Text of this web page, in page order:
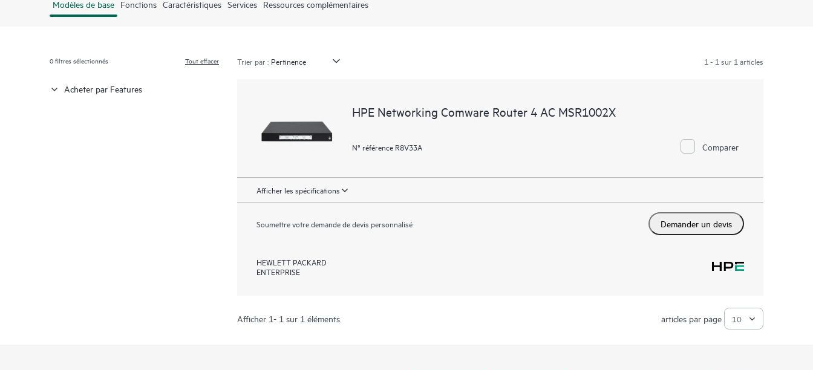
Modèles de base Fonctions Caractéristiques Services Ressources complémentaires
0filtres sélectionnés Tout effacer
Acheter par Features
Trier par : 1 - 1 sur 1 articles
HPE Networking Comware Router 4 AC MSR1002X
N° référence R8V33A Comparer
Afficher les spécifications
Soumettre votre demande de devis personnalisé Demander un devis
HEWLETT PACKARD
ENTERPRISE
Afficher 1- 1 sur 1 éléments articles par page